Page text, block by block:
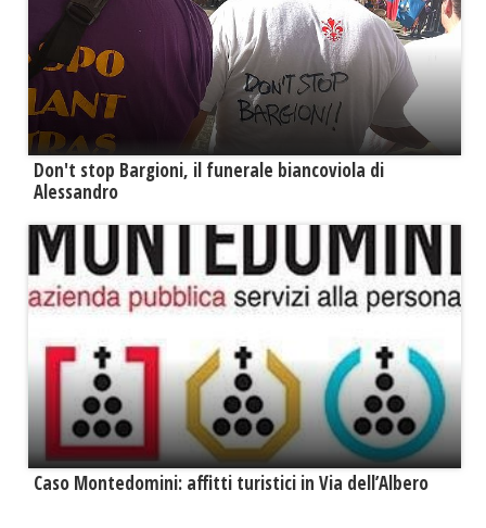
Don't stop Bargioni, il funerale biancoviola di
Alessandro
Caso Montedomini: affitti turistici in Via dell’Albero